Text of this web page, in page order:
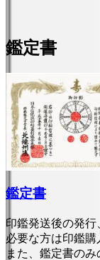
鑑定書
鑑定書
印鑑発送後の発
必要な方は印鑑購
また、鑑定書の